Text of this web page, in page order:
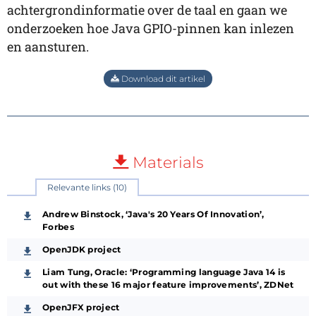
achtergrondinformatie over de taal en gaan we
onderzoeken hoe Java GPIO-pinnen kan inlezen
en aansturen.
Download dit artikel
Materials
Relevante links (10)
Andrew Binstock, ‘Java's 20 Years Of Innovation’,
Forbes
OpenJDK project
Liam Tung, Oracle: ‘Programming language Java 14 is
out with these 16 major feature improvements’, ZDNet
OpenJFX project